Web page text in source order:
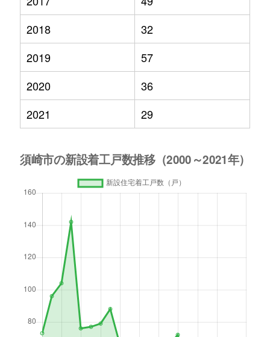
2018
32
2019
57
2020
36
2021
29